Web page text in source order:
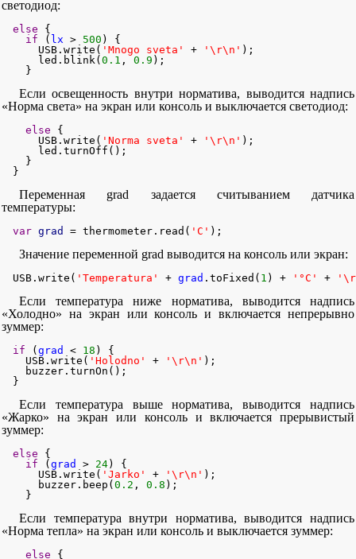
светодиод:
else {
if ( lx > 500 ) {
      USB.write(
'Mnogo sveta' + '\r\n' );
      led.blink(
0.1 , 0.9 );
    }
Если освещенность внутри норматива, выводится надпись
«Норма света» на экран или консоль и выключается светодиод:
else {
      USB.write(
'Norma sveta' + '\r\n' );
      led.turnOff();
    }
  }
Переменная grad задается считыванием датчика
температуры:
var grad = thermometer.read( 'C' );
Значение переменной grad выводится на консоль или экран:
  USB.write(
'Temperatura' + grad .toFixed( 1 ) + '°C' +
Если температура ниже норматива, выводится надпись
«Холодно» на экран или консоль и включается непрерывно
зуммер:
if ( grad < 18 ) {
    USB.write(
'Holodno' + '\r\n' );
    buzzer.turnOn();
  }
Если температура выше норматива, выводится надпись
«Жарко» на экран или консоль и включается прерывистый
зуммер:
else {
if ( grad > 24) {
      USB.write(
'Jarko' + '\r\n' );
      buzzer.beep(
0.2 , 0.8 );
    }
Если температура внутри норматива, выводится надпись
«Норма тепла» на экран или консоль и выключается зуммер:
else {